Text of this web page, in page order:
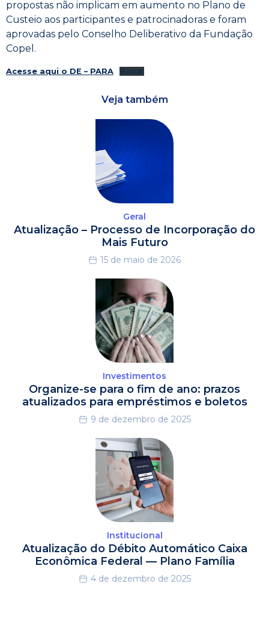
propostas não implicam em aumento no Plano de
Custeio aos participantes e patrocinadoras e foram
aprovadas pelo Conselho Deliberativo da Fundação
Copel.
Acesse aqui o DE – PARA Baixar
Veja também
Geral
Atualização – Processo de Incorporação do
Mais Futuro
15 de maio de 2026
Investimentos
Organize-se para o fim de ano: prazos
atualizados para empréstimos e boletos
9 de dezembro de 2025
Institucional
Atualização do Débito Automático Caixa
Econômica Federal — Plano Família
4 de dezembro de 2025